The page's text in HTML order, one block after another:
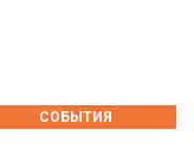
СОБЫТИЯ